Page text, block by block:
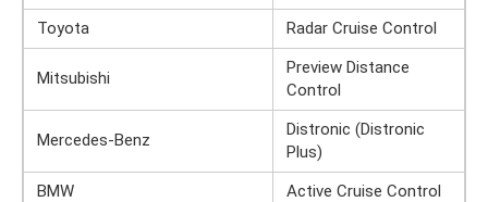
Toyota Radar Cruise Control
Mitsubishi
Preview Distance
Control
Mercedes-Benz
Distronic (Distronic
Plus)
BMW
Active Cruise Control